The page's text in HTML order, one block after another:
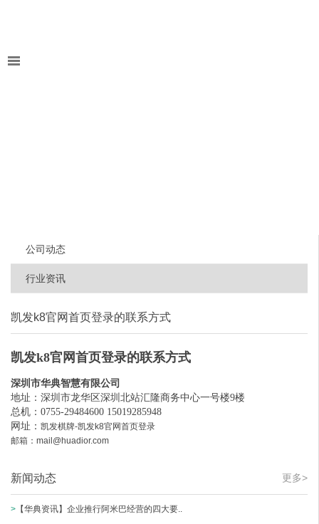
公司动态
行业资讯
凯发k8官网首页登录的联系方式
凯发k8官网首页登录的联系方式
深圳市华典智慧有限公司
地址：深圳市龙华区深圳北站汇隆商务中心一号楼9楼
总机：0755-29484600 15019285948
网址： 凯发棋牌-凯发k8官网首页登录
邮箱： mail@huadior.com
更多>
新闻动态
> 【华典资讯】企业推行阿米巴经营的四大要..